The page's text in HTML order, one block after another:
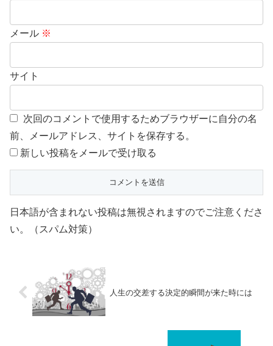
メール ※
サイト
次回のコメントで使用するためブラウザーに自分の名
前、メールアドレス、サイトを保存する。
新しい投稿をメールで受け取る
日本語が含まれない投稿は無視されますのでご注意くださ
い。（スパム対策）
人生の交差する決定的瞬間が来た時には